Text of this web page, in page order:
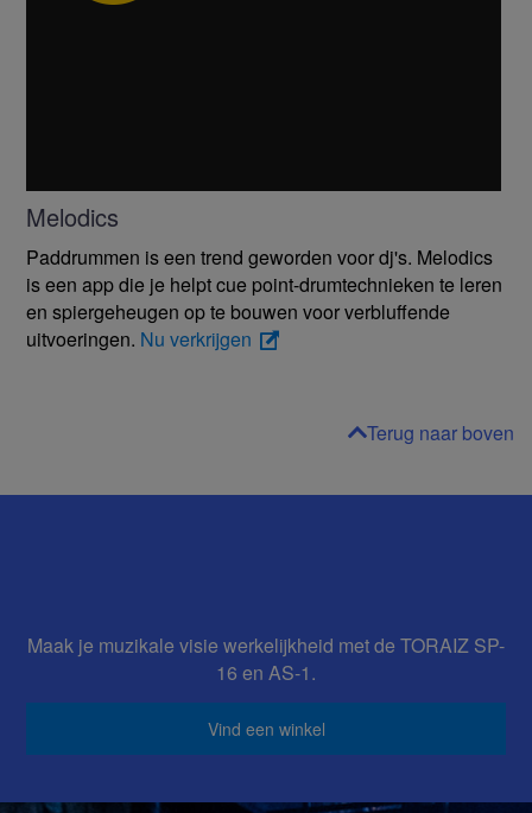
Melodics
Paddrummen is een trend geworden voor dj's. Melodics
is een app die je helpt cue point-drumtechnieken te leren
en spiergeheugen op te bouwen voor verbluffende
uitvoeringen. Nu verkrijgen
Terug naar boven
Maak je muzikale visie werkelijkheid met de TORAIZ SP-
16 en AS-1.
Vind een winkel